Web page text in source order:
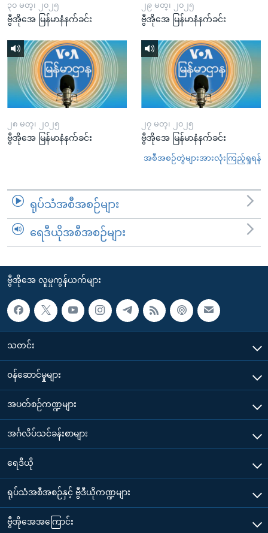
၃၀ မတ္၊ ၂၀၂၅
ဗွီအိုအေ မြန်မာနံနက်ခင်း
၂၉ မတ္၊ ၂၀၂၅
ဗွီအိုအေ မြန်မာနံနက်ခင်း
၂၈ မတ္၊ ၂၀၂၅
ဗွီအိုအေ မြန်မာနံနက်ခင်း
၂၇ မတ္၊ ၂၀၂၅
ဗွီအိုအေ မြန်မာနံနက်ခင်း
အစီအစဉ်တွဲများအားလုံးကြည့်ရှုရန်
ရုပ်သံအစီအစဉ်များ
ရေဒီယိုအစီအစဉ်များ
ဗွီအိုအေ လူမှုကွန်ယက်များ
သတင်း
၀န်ဆောင်မှုများ
အပတ်စဉ်ကဏ္ဍများ
အင်္ဂလိပ်သင်ခန်းစာများ
ရေဒီယို
ရုပ်သံအစီအစဉ်နှင့် ဗွီဒီယိုကဏ္ဍများ
ဗွီအိုအေအကြောင်း